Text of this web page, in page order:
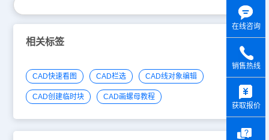
相关标签
CAD快速看图 CAD栏选 CAD线对象编辑
CAD创建临时块 CAD画螺母教程
在线咨询
销售热线
获取报价